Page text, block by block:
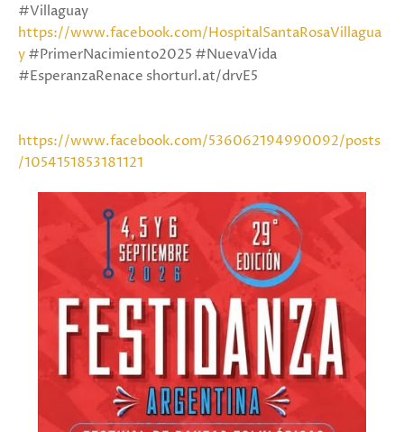
#Villaguay
https://www.facebook.com/HospitalSantaRosaVillagua
y#PrimerNacimiento2025 #NuevaVida
#EsperanzaRenace shorturl.at/drvE5
https://www.facebook.com/536062194990092/posts
/1054151853181121